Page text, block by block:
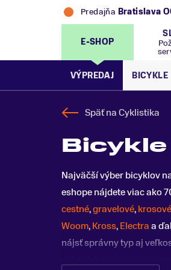
Predajňa Bratislava
E-SHOP
VÝPREDAJ BICYKLE
Späť naCyklistika
Bicykle
Najväčší výber bicyklov
eshope nájdete viac ako
cestné,gravelové,krosové
Woom,Kross,Electraa
nájsť správny typ aj